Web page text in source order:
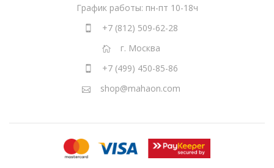
График работы: пн-пт 10-18ч
+7 (812) 509-62-28
г. Москва
+7 (499) 450-85-86
shop@mahaon.com